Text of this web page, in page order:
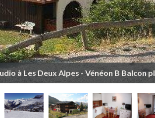
à Les Deux Alpes - Vénéon B Balcon